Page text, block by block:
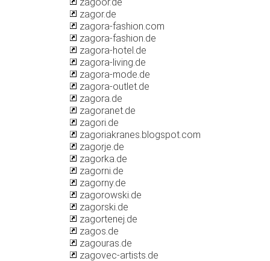
zagor.de
zagora-fashion.com
zagora-fashion.de
zagora-hotel.de
zagora-living.de
zagora-mode.de
zagora-outlet.de
zagora.de
zagoranet.de
zagori.de
zagoriakranes.blogspot.com
zagorje.de
zagorka.de
zagorni.de
zagorny.de
zagorowski.de
zagorski.de
zagortenej.de
zagos.de
zagouras.de
zagovec-artists.de